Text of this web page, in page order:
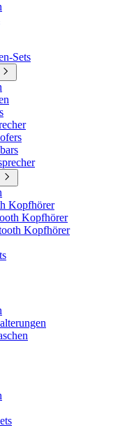
Sets
Kopfhörer
Kopfhörer
Kopfhörer